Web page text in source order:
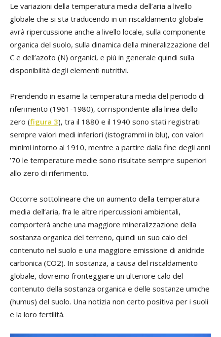
Le variazioni della temperatura media dell’aria a livello
globale che si sta traducendo in un riscaldamento globale
avrà ripercussione anche a livello locale, sulla componente
organica del suolo, sulla dinamica della mineralizzazione del
C e dell’azoto (N) organici, e più in generale quindi sulla
disponibilità degli elementi nutritivi.
Prendendo in esame la temperatura media del periodo di
riferimento (1961-1980), corrispondente alla linea dello
zero (figura 3), tra il 1880 e il 1940 sono stati registrati
sempre valori medi inferiori (istogrammi in blu), con valori
minimi intorno al 1910, mentre a partire dalla fine degli anni
’70 le temperature medie sono risultate sempre superiori
allo zero di riferimento.
Occorre sottolineare che un aumento della temperatura
media dell’aria, fra le altre ripercussioni ambientali,
comporterà anche una maggiore mineralizzazione della
sostanza organica del terreno, quindi un suo calo del
contenuto nel suolo e una maggiore emissione di anidride
carbonica (CO2). In sostanza, a causa del riscaldamento
globale, dovremo fronteggiare un ulteriore calo del
contenuto della sostanza organica e delle sostanze umiche
(humus) del suolo. Una notizia non certo positiva per i suoli
e la loro fertilità.